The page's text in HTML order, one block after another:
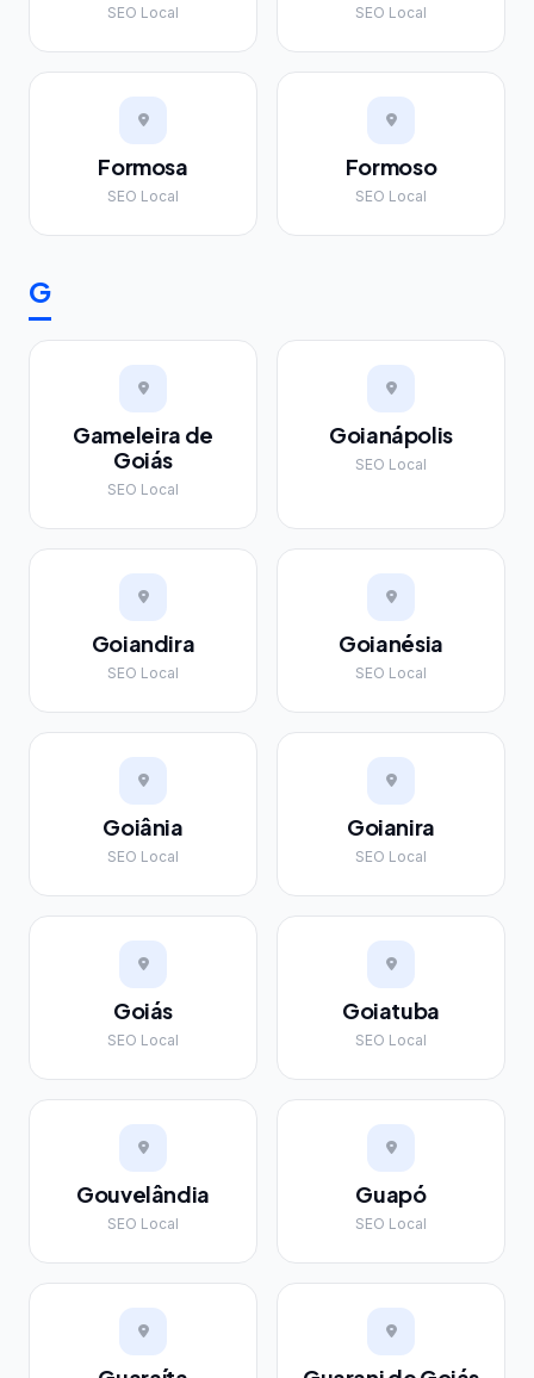
SEO Local SEO Local
Formosa
SEO Local
Formoso
SEO Local
G
Gameleira de
Goiás
SEO Local
Goianápolis
SEO Local
Goiandira
SEO Local
Goianésia
SEO Local
Goiânia
SEO Local
Goianira
SEO Local
Goiás
SEO Local
Goiatuba
SEO Local
Gouvelândia
SEO Local
Guapó
SEO Local